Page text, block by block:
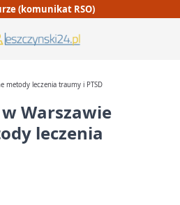
(komunikat RSO)
metody leczenia traumy i PTSD
Warszawie
leczenia